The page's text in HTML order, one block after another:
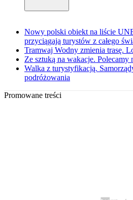
Nowy polski obiekt na liście
przyciągają turystów z całego
Tramwaj Wodny zmienia trasę.
Ze sztuką na wakacje.
Walka z turystyfikacją.
podróżowania
Promowane treści